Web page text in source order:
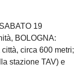
19
BOLOGNA:
circa 600 metri;
stazione TAV) e